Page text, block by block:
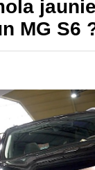
MG S6